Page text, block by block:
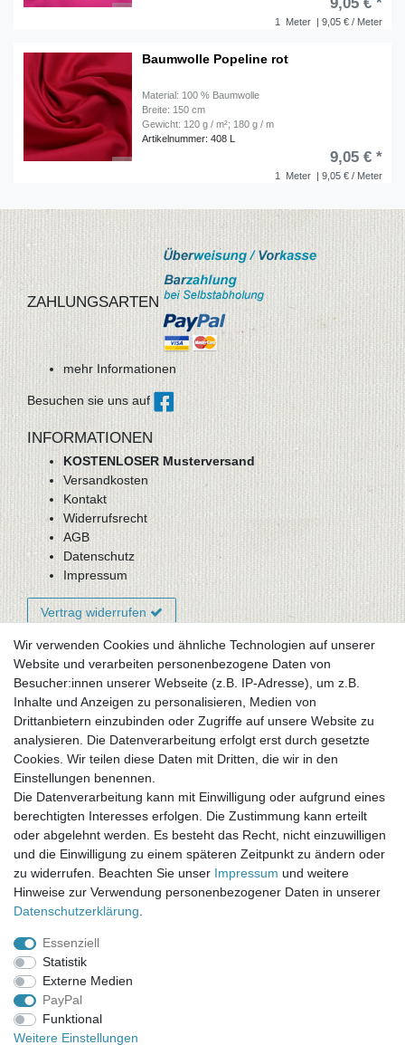
1 Meter | 9,05 € / Meter
Baumwolle Popeline rot
Material: 100 % Baumwolle
Breite: 150 cm
Gewicht: 120 g / m²; 180 g / m
Artikelnummer: 408 L
1 Meter | 9,05 € / Meter
9,05 € *
ZAHLUNGSARTEN
mehr Informationen
Besuchen sie uns auf
INFORMATIONEN
KOSTENLOSER Musterversand
Versandkosten
Kontakt
Widerrufsrecht
AGB
Datenschutz
Impressum
Vertrag widerrufen
Newsletter-Anmeldung
FAQ / Fragen
Mein Warenkorb
Mein Merkzettel
Mein Konto
UNSER LADENGESCHÄFT
Gottlieb-Daimler-Str. 10
33334 Gütersloh
ÖFFNUNGSZEITEN
Montag - Dienstag: 8.00 - 18.00 Uhr, Mittwoch Ruhetag,
Donnerstag: 8.00 - 18.00 Uhr, Freitag 8.00 - 14.00 Uhr
KUNDENSERVICE
Telefon: (05241) 403 22 38
E-Mail: info@stoffamstueck.de
Wir verwenden Cookies und ähnliche Technologien auf unserer
Website und verarbeiten personenbezogene Daten von
Besucher:innen unserer Webseite (z.B. IP-Adresse), um z.B.
Inhalte und Anzeigen zu personalisieren, Medien von
Drittanbietern einzubinden oder Zugriffe auf unsere Website zu
analysieren. Die Datenverarbeitung erfolgt erst durch gesetzte
Cookies. Wir teilen diese Daten mit Dritten, die wir in den
Einstellungen benennen.
Die Datenverarbeitung kann mit Einwilligung oder aufgrund eines
berechtigten Interesses erfolgen. Die Zustimmung kann erteilt
oder abgelehnt werden. Es besteht das Recht, nicht einzuwilligen
und die Einwilligung zu einem späteren Zeitpunkt zu ändern oder
zu widerrufen. Beachten Sie unser Impressum und weitere
Hinweise zur Verwendung personenbezogener Daten in unserer
Daten­schutz­erklärung
Essenziell
Statistik
Externe Medien
PayPal
Funktional
Weitere Einstellungen